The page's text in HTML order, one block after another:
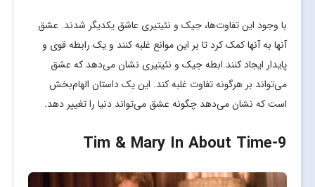
با وجود این تفاوت‌ها، جیک و نئیتیری عاشق یکدیگر شدند. عشق
آنها به آنها کمک کرد تا بر این موانع غلبه کنند و یک رابطه قوی و
پایدار ایجاد کنند.ابطه جیک و نئیتیری نشان می‌دهد که عشق
می‌تواند بر هرگونه تفاوت غلبه کند. این یک داستان الهام‌بخش
است که نشان می‌دهد چگونه عشق می‌تواند دنیا را تغییر دهد.
9
-Tim & Mary In About Time